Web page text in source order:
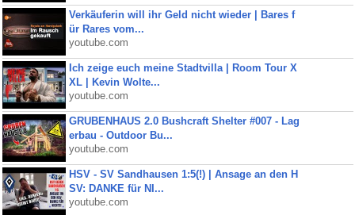
Verkäuferin will ihr Geld nicht wieder | Bares f
ür Rares vom...
youtube.com
Ich zeige euch meine Stadtvilla | Room Tour X
XL | Kevin Wolte...
youtube.com
GRUBENHAUS 2.0 Bushcraft Shelter #007 - Lag
erbau - Outdoor Bu...
youtube.com
HSV - SV Sandhausen 1:5(!) | Ansage an den H
SV: DANKE für NI...
youtube.com